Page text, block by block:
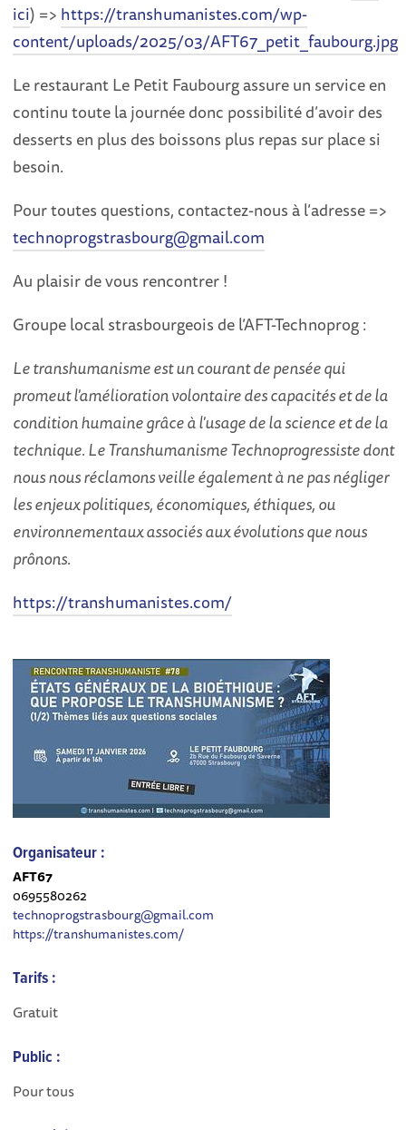
ici) => https://transhumanistes.com/wp-
content/uploads/2025/03/AFT67_petit_faubourg.jpg
​Le restaurant Le Petit Faubourg assure un service en
continu toute la journée donc possibilité d’avoir des
desserts en plus des boissons plus repas sur place si
besoin.
​Pour toutes questions, contactez-nous à l’adresse =>
technoprogstrasbourg@gmail.com
​Au plaisir de vous rencontrer !
​Groupe local strasbourgeois de l’AFT-Technoprog :
Le transhumanisme est un courant de pensée qui
promeut l'amélioration volontaire des capacités et de la
condition humaine grâce à l'usage de la science et de la
technique. Le Transhumanisme Technoprogressiste dont
nous nous réclamons veille également à ne pas négliger
les enjeux politiques, économiques, éthiques, ou
environnementaux associés aux évolutions que nous
prônons.
https://transhumanistes.com/
Organisateur :
AFT67
0695580262
technoprogstrasbourg@gmail.com
https://transhumanistes.com/
Tarifs :
Gratuit
Public :
Pour tous